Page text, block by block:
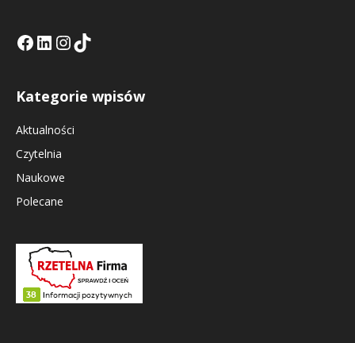
Facebook
LinkedIn
Tik Tok KEInstagramm KE
Kategorie wpisów
Aktualności
Czytelnia
Naukowe
Polecane